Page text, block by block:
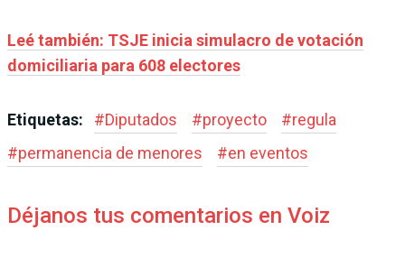
Leé también: TSJE inicia simulacro de votación
domiciliaria para 608 electores
Etiquetas: #Diputados #proyecto #regula
#permanencia de menores #en eventos
Déjanos tus comentarios en Voiz